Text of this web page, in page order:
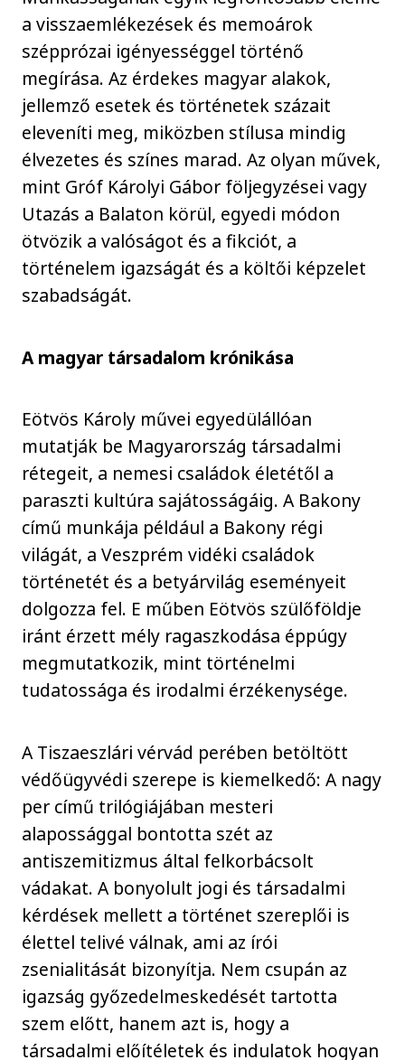
a visszaemlékezések és memoárok
szépprózai igényességgel történő
megírása. Az érdekes magyar alakok,
jellemző esetek és történetek százait
eleveníti meg, miközben stílusa mindig
élvezetes és színes marad. Az olyan művek,
mint Gróf Károlyi Gábor följegyzései vagy
Utazás a Balaton körül, egyedi módon
ötvözik a valóságot és a fikciót, a
történelem igazságát és a költői képzelet
szabadságát.
A magyar társadalom krónikása
Eötvös Károly művei egyedülállóan
mutatják be Magyarország társadalmi
rétegeit, a nemesi családok életétől a
paraszti kultúra sajátosságáig. A Bakony
című munkája például a Bakony régi
világát, a Veszprém vidéki családok
történetét és a betyárvilág eseményeit
dolgozza fel. E műben Eötvös szülőföldje
iránt érzett mély ragaszkodása éppúgy
megmutatkozik, mint történelmi
tudatossága és irodalmi érzékenysége.
A Tiszaeszlári vérvád perében betöltött
védőügyvédi szerepe is kiemelkedő: A nagy
per című trilógiájában mesteri
alapossággal bontotta szét az
antiszemitizmus által felkorbácsolt
vádakat. A bonyolult jogi és társadalmi
kérdések mellett a történet szereplői is
élettel telivé válnak, ami az írói
zsenialitását bizonyítja. Nem csupán az
igazság győzedelmeskedését tartotta
szem előtt, hanem azt is, hogy a
társadalmi előítéletek és indulatok hogyan